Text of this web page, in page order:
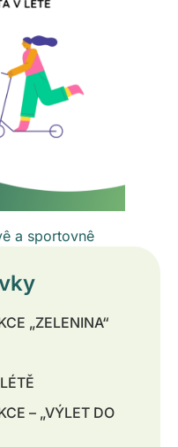
a sportovnê
„ZELENINA“
– „VÝLET DO